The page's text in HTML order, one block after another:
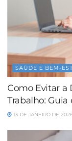
SAÚDE E BEM-
Como Evitar a
Trabalho:
13 DE JANEIRO DE